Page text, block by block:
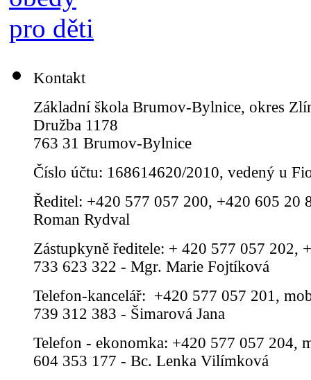
Kontakt
Základní škola Brumov-Bylnice, okres
Družba 1178
763 31 Brumov-Bylnice
Číslo účtu: 168614620/2010, vedený u
Ředitel: +420 577 057 200, +420 605 20
Roman Rydval
Zástupkyně ředitele: + 420 577 057 202,
733 623 322 - Mgr. Marie Fojtíková
Telefon-kancelář: +420 577 057 201,
739 312 383 - Šimarová Jana
Telefon - ekonomka: +420 577 057 204,
604 353 177 - Bc. Lenka Vilímková